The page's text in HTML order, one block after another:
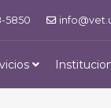
5850